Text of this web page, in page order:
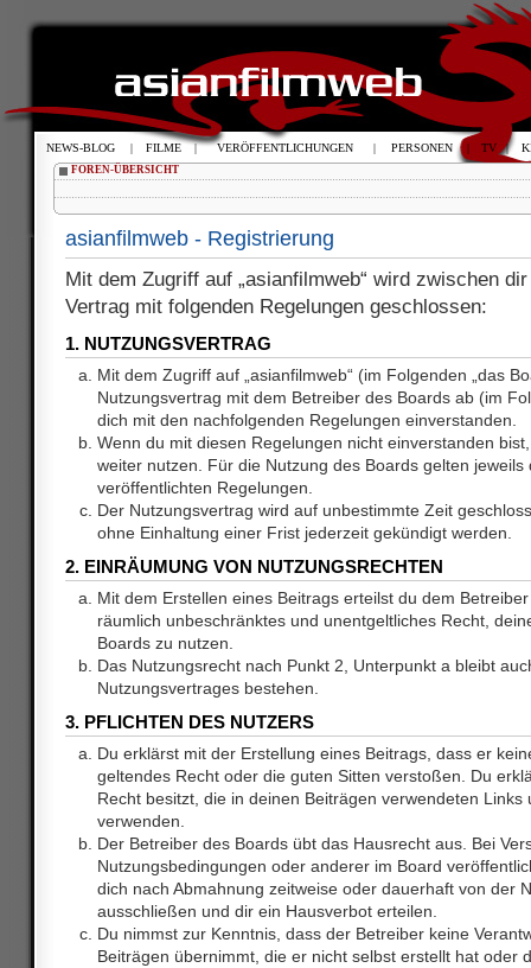
FOREN-ÜBERSICHT
asianfilmweb - Registrierung
Mit dem Zugriff auf „asianfilmweb“ wird zwischen
Vertrag mit folgenden Regelungen geschlossen:
1. NUTZUNGSVERTRAG
Mit dem Zugriff auf „asianfilmweb“ (im Folgenden „das
Nutzungsvertrag mit dem Betreiber des Boards ab (im
dich mit den nachfolgenden Regelungen einverstanden.
Wenn du mit diesen Regelungen nicht einverstanden
weiter nutzen. Für die Nutzung des Boards gelten jeweils
veröffentlichten Regelungen.
Der Nutzungsvertrag wird auf unbestimmte Zeit
ohne Einhaltung einer Frist jederzeit gekündigt werden.
2. EINRÄUMUNG VON NUTZUNGSRECHTEN
Mit dem Erstellen eines Beitrags erteilst du dem
räumlich unbeschränktes und unentgeltliches Recht,
Boards zu nutzen.
Das Nutzungsrecht nach Punkt 2, Unterpunkt a bleibt
Nutzungsvertrages bestehen.
3. PFLICHTEN DES NUTZERS
Du erklärst mit der Erstellung eines Beitrags, dass er
geltendes Recht oder die guten Sitten verstoßen. Du
Recht besitzt, die in deinen Beiträgen verwendeten Links
verwenden.
Der Betreiber des Boards übt das Hausrecht aus. Bei
Nutzungsbedingungen oder anderer im Board
dich nach Abmahnung zeitweise oder dauerhaft von der
ausschließen und dir ein Hausverbot erteilen.
Du nimmst zur Kenntnis, dass der Betreiber keine
Beiträgen übernimmt, die er nicht selbst erstellt hat oder
NEWS-BLOG | FILME | VERÖFFENTLICHUNGEN | PERSONEN | TV |